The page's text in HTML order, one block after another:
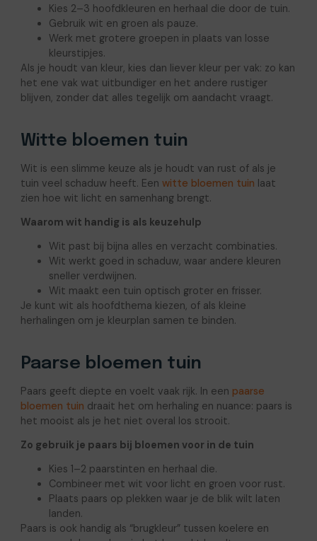
Kies 2–3 hoofdkleuren en herhaal die door de tuin.
Gebruik wit en groen als pauze.
Werk met grotere groepen in plaats van losse
kleurstipjes.
Als je houdt van kleur, kies dan liever kleur per vak: zo kan
het ene vak wat uitbundiger en het andere rustiger
blijven, zonder dat alles tegelijk om aandacht vraagt.
Witte bloemen tuin
Wit is een slimme keuze als je houdt van rust of als je
tuin veel schaduw heeft. Een witte bloemen tuin laat
zien hoe wit licht en samenhang brengt.
Waarom wit handig is als keuzehulp
Wit past bij bijna alles en verzacht combinaties.
Wit werkt goed in schaduw, waar andere kleuren
sneller verdwijnen.
Wit maakt een tuin optisch groter en frisser.
Je kunt wit als hoofdthema kiezen, of als kleine
herhalingen om je kleurplan samen te binden.
Paarse bloemen tuin
Paars geeft diepte en voelt vaak rijk. In een paarse
bloemen tuin draait het om herhaling en nuance: paars is
het mooist als je het niet overal los strooit.
Zo gebruik je paars bij bloemen voor in de tuin
Kies 1–2 paarstinten en herhaal die.
Combineer met wit voor licht en groen voor rust.
Plaats paars op plekken waar je de blik wilt laten
landen.
Paars is ook handig als “brugkleur” tussen koelere en